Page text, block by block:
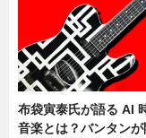
布袋寅泰氏が語る AI
音楽とは？バンタン